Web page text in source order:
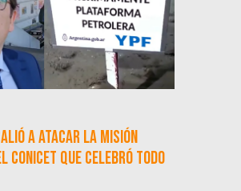
a atacar la misión
CONICET que celebró todo